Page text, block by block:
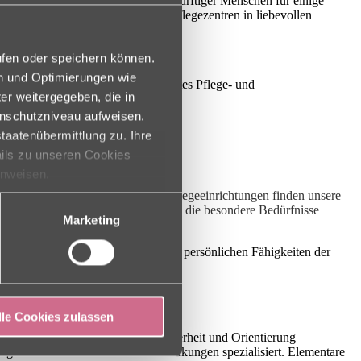
oder speichern können.
und Optimierungen wie
weitergegeben, die in
aufweisen.
zu. Ihre
zu unseren Cookies
Marketing
Cookies zulassen
Charleston Wohn- und Pflegezentren in liebevollen
werden können.
zu bieten.Unser geschultes Pflege- und
Pflege sicherstellen.
In unseren ausgewählten Pflegeeinrichtungen finden unsere
Pflegepersonal kann sich um die besondere Bedürfnisse
Unser Ziel dabei ist es, die persönlichen Fähigkeiten der
um ihrem Bedürfnis nach Sicherheit und Orientierung
demenziellen Erkrankungen spezialisiert. Elementare